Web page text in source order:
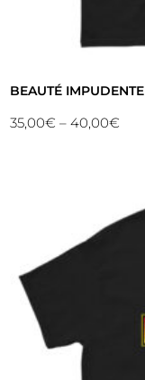
BEAUTÉ IMPUDENTE
35,00€ – 40,00€